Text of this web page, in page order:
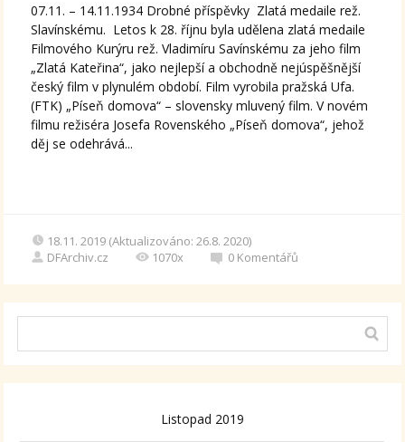
07.11. – 14.11.1934 Drobné příspěvky Zlatá medaile rež.
Slavínskému. Letos k 28. říjnu byla udělena zlatá medaile
Filmového Kurýru rež. Vladimíru Savínskému za jeho film
„Zlatá Kateřina“, jako nejlepší a obchodně nejúspěšnější
český film v plynulém období. Film vyrobila pražská Ufa.
(FTK) „Píseň domova“ – slovensky mluvený film. V novém
filmu režiséra Josefa Rovenského „Píseň domova“, jehož
děj se odehrává...
18.11. 2019 (Aktualizováno: 26.8. 2020)
DFArchiv.cz
1070x 0 Komentářů
Listopad 2019